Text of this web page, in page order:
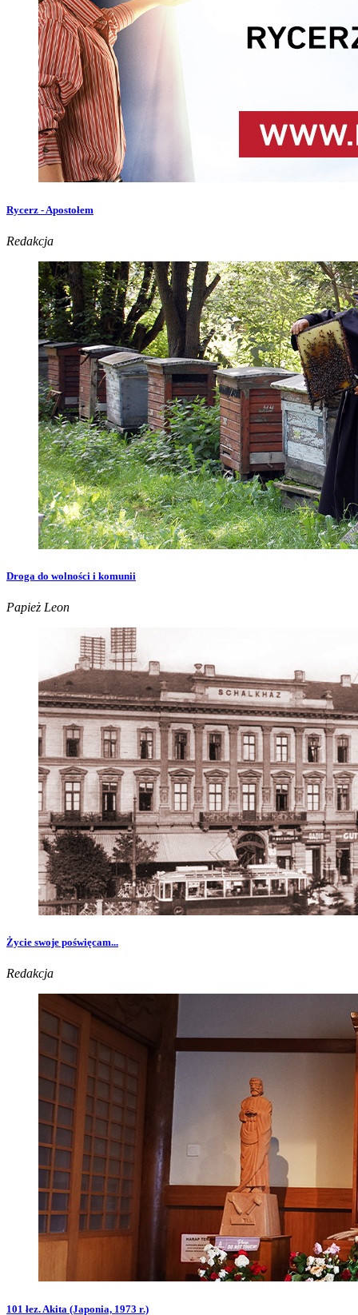
Rycerz - Apostołem
Redakcja
Droga do wolności i komunii
Papież Leon
Życie swoje poświęcam...
Redakcja
101 łez. Akita (Japonia, 1973 r.)